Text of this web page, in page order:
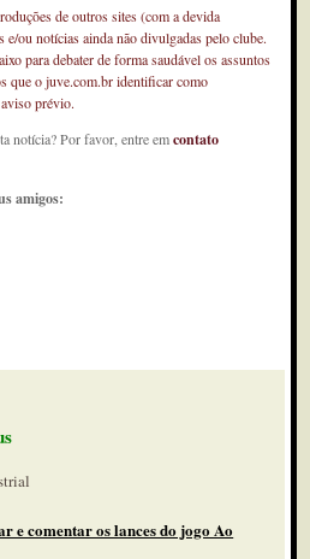
de outros sites (com a devida
ou notícias ainda não divulgadas pelo clube.
para debater de forma saudável os assuntos
que o juve.com.br identificar como
prévio.
notícia? Por favor, entre emcontato
amigos:
e comentar os lances do jogo Ao